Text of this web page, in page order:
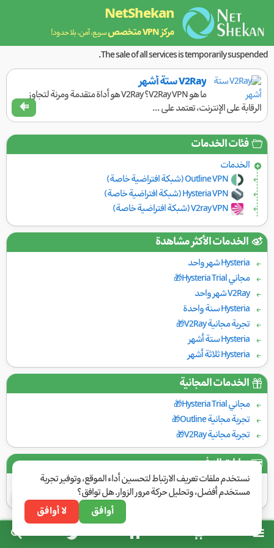
نستخدم ملفات تعريف الارتباط لتحسين أداء الموقع، وتوفير تجربة
مستخدم أفضل، وتحليل حركة مرور الزوار. هل توافق؟
أوافق
لا أوافق
NetShekan
مركز VPN متخصص سريع، آمن، بلا حدود!
The sale of all services is temporarily suspended.
V2Ray ستة أشهر
ما هو V2Ray VPN؟ V2Ray هو أداة متقدمة ومرنة لتجاوز
الرقابة على الإنترنت، تعتمد على ...
فئات الخدمات
الخدمات
Outline VPN (شبكة افتراضية خاصة)
Hysteria VPN (شبكة افتراضية خاصة)
V2ray VPN (شبكة افتراضية خاصة)
الخدمات الأكثر مشاهدة
Hysteria شهر واحد
مجاني Hysteria Trial🎁
V2Ray شهر واحد
Hysteria سنة واحدة
تجربة مجانية V2Ray🎁
Hysteria ستة أشهر
Hysteria ثلاثة أشهر
الخدمات المجانية
مجاني Hysteria Trial🎁
تجربة مجانية Outline🎁
تجربة مجانية V2Ray🎁
بوابات الدفع